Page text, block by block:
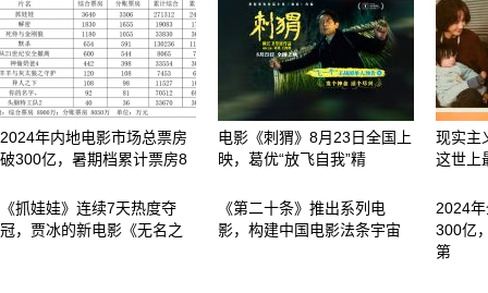
2024年内地电影市场总票房
破300亿，暑期档累计票房8
电影《刺猬》8月23日全国上
映，葛优“放飞自我”精
现实主
这世上
《抓娃娃》连续7天热度夺
冠，贾冰的新电影《无名之
《第二十条》推出系列电
影，构建中国电影法条宇宙
2024
300亿
第